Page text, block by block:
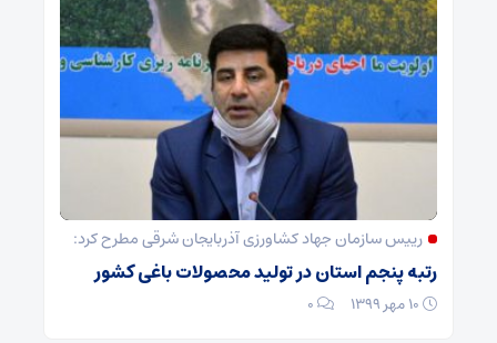
رییس سازمان جهاد کشاورزی آذربایجان شرقی مطرح کرد:
رتبه پنجم استان در تولید محصولات باغی کشور
۰